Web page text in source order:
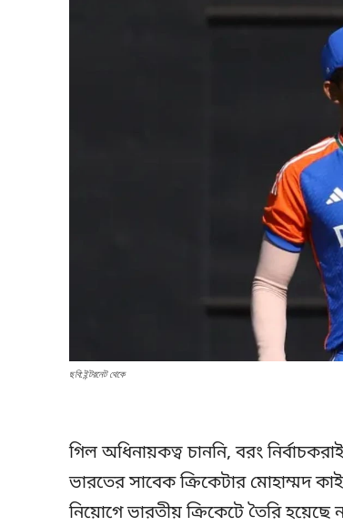
ছবি:ইন্টরনেট থেকে
গিল অধিনায়কত্ব চাননি, বরং
ভারতের সাবেক ক্রিকেটার মোহাম্মদ
নিয়োগে ভারতীয় ক্রিকেটে তৈরি